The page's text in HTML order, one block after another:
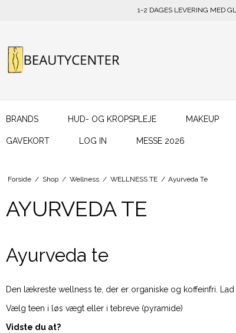
1-2 DAGES LEVERING MED
BRANDS HUD- OG KROPSPLEJE MAKEUP
GAVEKORT LOG IN MESSE 2026
Forside / Shop / Wellness / WELLNESS TE / Ayurveda Te
AYURVEDA TE
Ayurveda te
Den lækreste wellness te, der er organiske og koffeinfri.
Vælg teen i løs vægt eller i tebreve (pyramide)
Vidste du at?